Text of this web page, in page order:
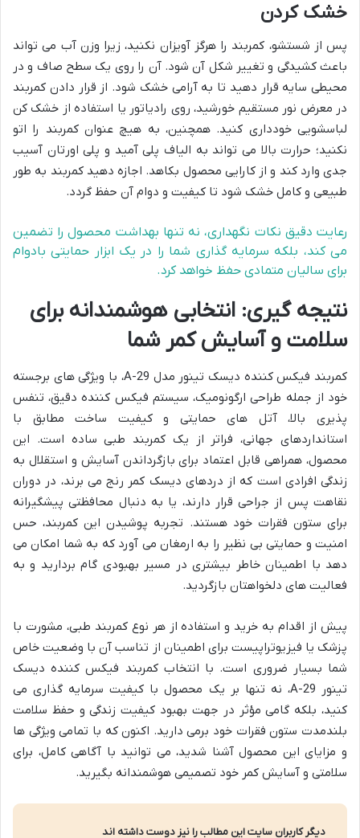
خشک کردن
پس از شستشو، کمربند را هرگز آویزان نکنید، زیرا وزن آب می تواند
باعث کشیدگی و تغییر شکل آن شود. آن را روی یک سطح صاف و در
محیطی سایه قرار دهید تا به آرامی خشک شود. از قرار دادن کمربند
در معرض نور مستقیم خورشید، روی رادیاتور یا استفاده از خشک کن
لباسشویی خودداری کنید. همچنین، به هیچ عنوان کمربند را اتو
نکنید؛ حرارت بالا می تواند به الیاف پلی آمید و پلی اورتان آسیب
جدی وارد کند و از کارایی محصول بکاهد. اجازه دهید کمربند به طور
طبیعی و کامل خشک شود تا کیفیت و دوام آن حفظ گردد.
رعایت دقیق نکات نگهداری، نه تنها بهداشت محصول را تضمین
می کند، بلکه سرمایه گذاری شما را در یک ابزار حمایتی بادوام
برای سالیان متمادی حفظ خواهد کرد.
نتیجه گیری: انتخابی هوشمندانه برای
سلامت و آسایش کمر شما
کمربند فیکس کننده دیسک تینور مدل A-29، با ویژگی های برجسته
خود از جمله طراحی ارگونومیک، سیستم فیکس کننده دقیق، تنفس
پذیری بالا، آتل های حمایتی و کیفیت ساخت مطابق با
استانداردهای جهانی، فراتر از یک کمربند طبی ساده است. این
محصول، همراهی قابل اعتماد برای بازگرداندن آسایش و استقلال به
زندگی افرادی است که از دردهای دیسک کمر رنج می برند، در دوران
نقاهت پس از جراحی قرار دارند، یا به دنبال محافظتی پیشگیرانه
برای ستون فقرات خود هستند. تجربه پوشیدن این کمربند، حس
امنیت و حمایتی بی نظیر را به ارمغان می آورد که به شما امکان می
دهد با اطمینان خاطر بیشتری در مسیر بهبودی گام بردارید و به
فعالیت های دلخواهتان بازگردید.
پیش از اقدام به خرید و استفاده از هر نوع کمربند طبی، مشورت با
پزشک یا فیزیوتراپیست برای اطمینان از تناسب آن با وضعیت خاص
شما بسیار ضروری است. با انتخاب کمربند فیکس کننده دیسک
تینور A-29، نه تنها بر یک محصول با کیفیت سرمایه گذاری می
کنید، بلکه گامی مؤثر در جهت بهبود کیفیت زندگی و حفظ سلامت
بلندمدت ستون فقرات خود برمی دارید. اکنون که با تمامی ویژگی ها
و مزایای این محصول آشنا شدید، می توانید با آگاهی کامل، برای
سلامتی و آسایش کمر خود تصمیمی هوشمندانه بگیرید.
دیگر کاربران سایت این مطالب را نیز دوست داشته اند